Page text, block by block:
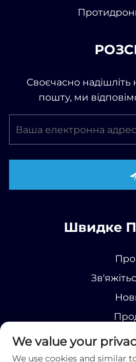
Своєчасно
пошту, ми
Швидке
We value your
We use cookies and similar